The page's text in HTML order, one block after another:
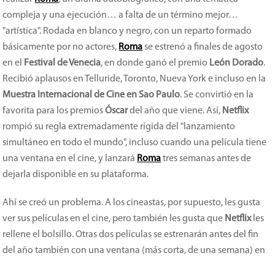
compleja y una ejecución… a falta de un término mejor…
"artística". Rodada en blanco y negro, con un reparto formado
básicamente por no actores, Roma se estrenó a finales de agosto
en el
Festival de Venecia, en donde ganó el premio León Dorado.
Recibió aplausos en Telluride, Toronto, Nueva York e incluso en la
Muestra Internacional de Cine en Sao Paulo. Se convirtió en la
favorita para los premiosÓscardel año que viene. Así, Netflix
rompió su regla extremadamente rígida del "lanzamiento
simultáneo en todo el mundo", incluso cuando una película tiene
una ventana en el cine, y lanzará Roma tres semanas antes de
dejarla disponible en su plataforma.
Ahí se creó un problema. A los cineastas, por supuesto, les gusta
ver sus películas en el cine, pero también les gusta que Netflixles
rellene el bolsillo. Otras dos películas se estrenarán antes del fin
del año también con una ventana (más corta, de una semana) en